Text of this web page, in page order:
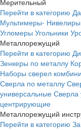
Мерительный
Перейти в категорию
Мультимеры- Нивелиры
Угломеры Угольники
Металлорежущий
Перейти в категорию
Зенкеры по металлу
Наборы сверел
Сверла по металлу
универсальные Сверла
центрирующие
Металлорежущий
Перейти в категорию